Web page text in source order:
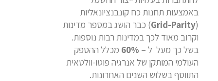
באמצעות תחנות כח קונבנציונאליות
(
Grid-Parity) כבר הושג במספר מדינות
וקרוב מאוד לכך במדינות רבות נוספות.
בשל כך מעל ל – 60% מכלל ההספק
העולמי המותקן של אנרגיה פוטו-וולטאית
התווסף בשלוש השנים האחרונות.